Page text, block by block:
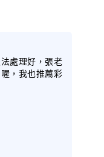
處理好，張老
，我也推薦彩